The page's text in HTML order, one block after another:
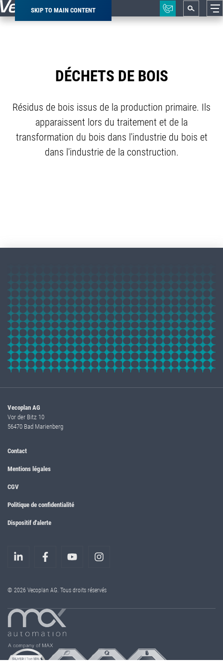
SKIP TO MAIN CONTENT
Breadcrumb
DÉCHETS DE BOIS
Résidus de bois issus de la production primaire. Ils
apparaissent lors du traitement et de la
transformation du bois dans l'industrie du bois et
dans l'industrie de la construction.
Vecoplan AG
Vor der Bitz 10
56470 Bad Marienberg
Contact
Mentions légales
CGV
Politique de confidentialité
Dispositif d'alerte
© 2026 Vecoplan AG. Tous droits réservés